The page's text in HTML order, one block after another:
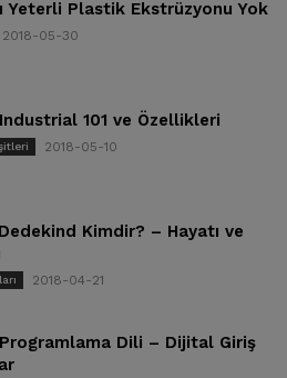
Yeterli Plastik Ekstrüzyonu Yok
2018-05-30
101 ve Özellikleri
2018-05-10
Kimdir? – Hayatı ve
2018-04-21
Dili – Dijital Giriş